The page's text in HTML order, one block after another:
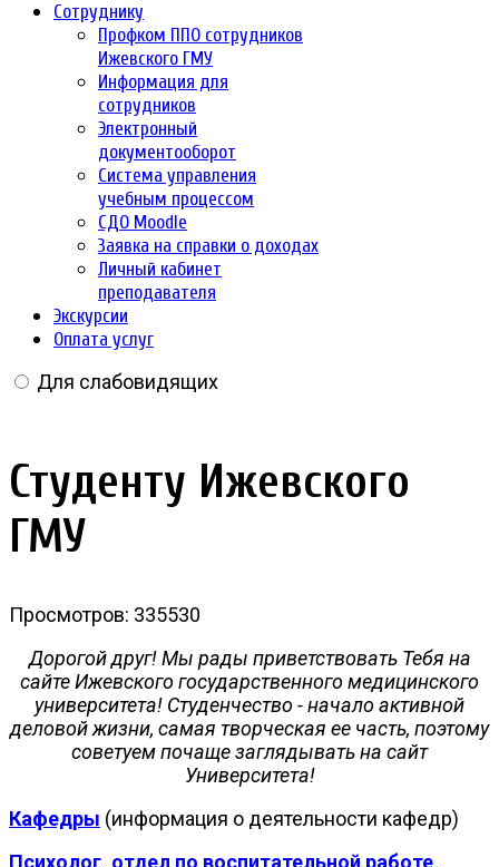
Сотруднику
Профком ППО сотрудников
Ижевского ГМУ
Информация для
сотрудников
Электронный
документооборот
Система управления
учебным процессом
СДО Moodle
Заявка на справки о доходах
Личный кабинет
преподавателя
Экскурсии
Оплата услуг
Для слабовидящих
Студенту Ижевского
ГМУ
Просмотров: 335530
Дорогой друг! Мы рады приветствовать Тебя на
сайте Ижевского государственного медицинского
университета! Студенчество - начало активной
деловой жизни, самая творческая ее часть, поэтому
советуем почаще заглядывать на сайт
Университета!
Кафедры (информация о деятельности кафедр)
Психолог, отдел по воспитательной работе,